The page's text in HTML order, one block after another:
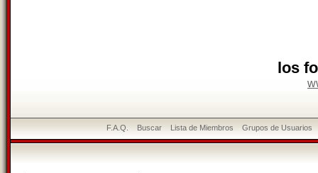
los
F.A.Q. Buscar Lista de Miembros Grupos de Usuarios